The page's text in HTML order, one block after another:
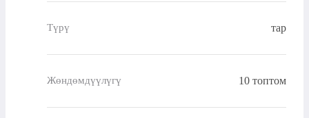
Түрү тар
Жөндөмдүүлүгү 10 топтом